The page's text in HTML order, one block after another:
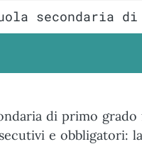
secondaria
di primo
e obbligatori: